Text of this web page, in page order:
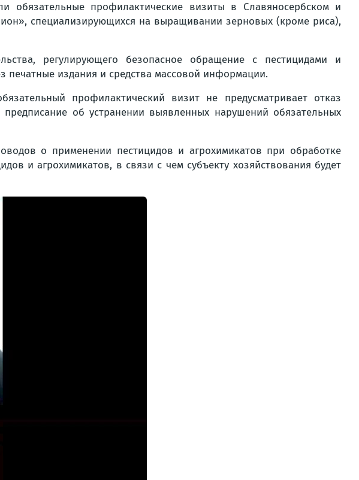
обязательные профилактические визиты в Славяносербском и
специализирующихся на выращивании зерновых (кроме риса),
регулирующего безопасное обращение с пестицидами и
печатные издания и средства массовой информации.
профилактический визит не предусматривает отказ
об устранении выявленных нарушений обязательных
о применении пестицидов и агрохимикатов при обработке
и агрохимикатов, в связи с чем субъекту хозяйствования будет